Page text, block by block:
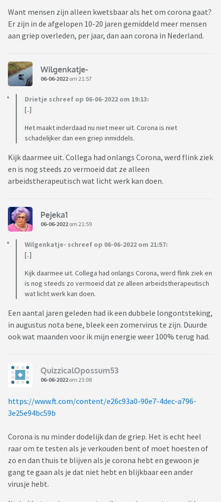
Want mensen zijn alleen kwetsbaar als het om corona gaat?
Er zijn in de afgelopen 10-20 jaren gemiddeld meer mensen
aan griep overleden, per jaar, dan aan corona in Nederland.
Wilgenkatje-
06-06-2022 om 21:57
Drietje schreef op 06-06-2022 om 19:13:
[..]
Het maakt inderdaad nu niet meer uit. Corona is niet
schadelijker dan een griep inmiddels.
Kijk daarmee uit. Collega had onlangs Corona, werd flink ziek
en is nog steeds zo vermoeid dat ze alleen
arbeidstherapeutisch wat licht werk kan doen.
Pejeka1
06-06-2022 om 21:59
Wilgenkatje- schreef op 06-06-2022 om 21:57:
[..]
Kijk daarmee uit. Collega had onlangs Corona, werd flink ziek en
is nog steeds zo vermoeid dat ze alleen arbeidstherapeutisch
wat licht werk kan doen.
Een aantal jaren geleden had ik een dubbele longontsteking,
in augustus nota bene, bleek een zomervirus te zijn. Duurde
ook wat maanden voor ik mijn energie weer 100% terug had.
QuizzicalOpossum53
06-06-2022 om 23:08
https://www.ft.com/content/e26c93a0-90e7-4dec-a796-
3e25e94bc59b
Corona is nu minder dodelijk dan de griep. Het is echt heel
raar om te testen als je verkouden bent of moet hoesten of
zo en dan thuis te blijven als je corona hebt en gewoon je
gang te gaan als je dat niet hebt en blijkbaar een ander
virusje hebt.